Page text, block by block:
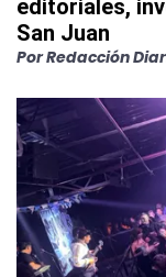
editoriales,
San Juan
PorRedacción